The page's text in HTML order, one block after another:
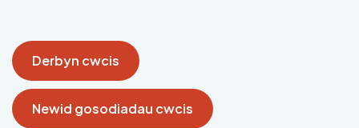
Derbyn cwcis
Newid gosodiadau cwcis